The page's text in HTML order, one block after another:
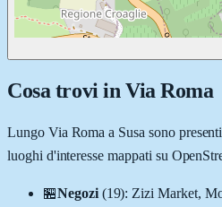
Cosa trovi in Via Roma
Lungo Via Roma a Susa sono presenti
luoghi d'interesse mappati su
🏪Negozi (19): Zizi Market,